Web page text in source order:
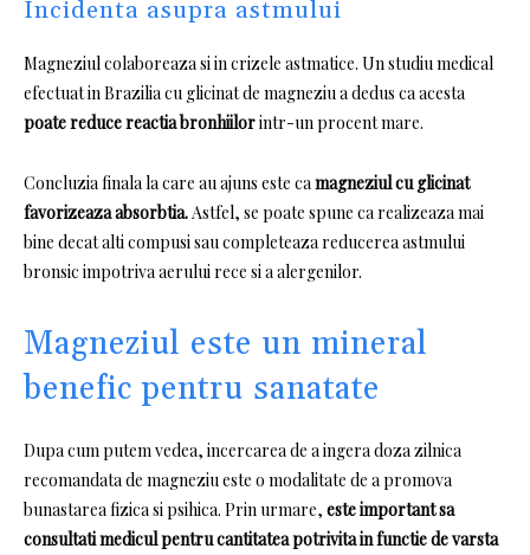
Incidenta asupra astmului
Magneziul colaboreaza si in crizele astmatice. Un studiu medical
efectuat in Brazilia cu glicinat de magneziu a dedus ca acesta
poate reduce reactia bronhiilorintr-un procent mare.
Concluzia finala la care au ajuns este camagneziul cu glicinat
favorizeaza absorbtia.Astfel, se poate spune ca realizeaza mai
bine decat alti compusi sau completeaza reducerea astmului
bronsic impotriva aerului rece si a alergenilor.
Magneziul este un mineral
benefic pentru sanatate
Dupa cum putem vedea, incercarea de a ingera doza zilnica
recomandata de magneziu este o modalitate de a promova
bunastarea fizica si psihica. Prin urmare, este important sa
consultati medicul pentru cantitatea potrivita in functie de varsta